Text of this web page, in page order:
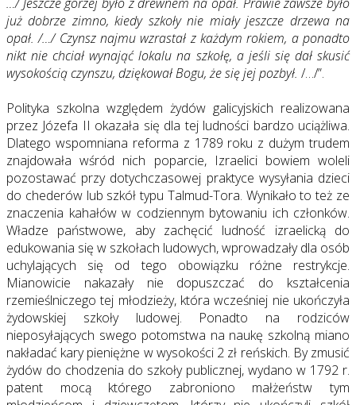
już dobrze zimno, kiedy szkoły nie miały jeszcze drzewa na
opał. /…/ Czynsz najmu wzrastał z każdym rokiem, a ponadto
nikt nie chciał wynająć lokalu na szkołę, a jeśli się dał skusić
wysokością czynszu, dziękował Bogu, że się jej pozbył. /…/”.
Polityka szkolna względem żydów galicyjskich realizowana
przez Józefa II okazała się dla tej ludności bardzo uciążliwa.
Dlatego wspomniana reforma z 1789 roku z dużym trudem
znajdowała wśród nich poparcie, Izraelici bowiem woleli
pozostawać przy dotychczasowej praktyce wysyłania dzieci
do chederów lub szkół typu Talmud-Tora. Wynikało to też ze
znaczenia kahałów w codziennym bytowaniu ich członków.
Władze państwowe, aby zachęcić ludność izraelicką do
edukowania się w szkołach ludowych, wprowadzały dla osób
uchylających się od tego obowiązku różne restrykcje.
Mianowicie nakazały nie dopuszczać do kształcenia
rzemieślniczego tej młodzieży, która wcześniej nie ukończyła
żydowskiej szkoły ludowej. Ponadto na rodziców
nieposyłających swego potomstwa na naukę szkolną miano
nakładać kary pieniężne w wysokości 2 zł reńskich. By zmusić
żydów do chodzenia do szkoły publicznej, wydano w 1792 r.
patent mocą którego zabroniono małżeństw tym